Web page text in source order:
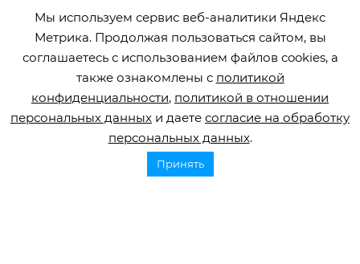
ОФИЦИАЛЬНЫЙ ОПЕРАТОР ОБРАБОТКИ
Мы используем сервис веб-аналитики Яндекс
Метрика. Продолжая пользоваться сайтом, вы
соглашаетесь с использованием файлов cookies, а
также ознакомлены с политикой
конфиденциальности, политикой в отношении
персональных данных и даете согласие на обработку
персональных данных.
Принять